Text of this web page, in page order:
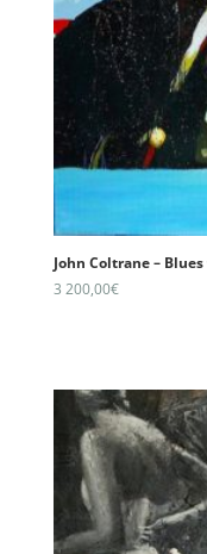
John Coltrane –
3 200,00€